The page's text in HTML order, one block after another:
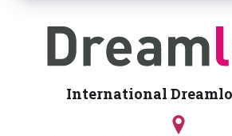
International